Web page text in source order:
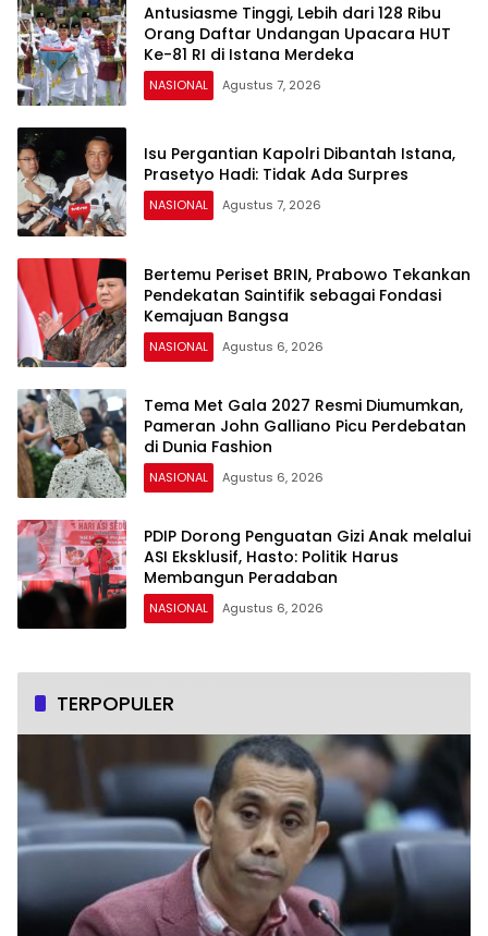
Antusiasme Tinggi, Lebih dari 128 Ribu
Orang Daftar Undangan Upacara HUT
Ke-81 RI di Istana Merdeka
NASIONAL Agustus 7, 2026
Isu Pergantian Kapolri Dibantah Istana,
Prasetyo Hadi: Tidak Ada Surpres
NASIONAL Agustus 7, 2026
Bertemu Periset BRIN, Prabowo Tekankan
Pendekatan Saintifik sebagai Fondasi
Kemajuan Bangsa
NASIONAL Agustus 6, 2026
Tema Met Gala 2027 Resmi Diumumkan,
Pameran John Galliano Picu Perdebatan
di Dunia Fashion
NASIONAL Agustus 6, 2026
PDIP Dorong Penguatan Gizi Anak melalui
ASI Eksklusif, Hasto: Politik Harus
Membangun Peradaban
NASIONAL Agustus 6, 2026
TERPOPULER